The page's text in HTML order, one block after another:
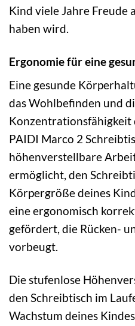
Kind viele Jahre Freude
haben wird.
Ergonomie für eine
Eine gesunde
das Wohlbefinden und
Konzentrationsfähigkeit
PAIDI Marco 2
höhenverstellbare
ermöglicht, den
Körpergröße deines
eine ergonomisch
gefördert, die Rücken-
vorbeugt.
Die stufenlose
den Schreibtisch im
Wachstum deines